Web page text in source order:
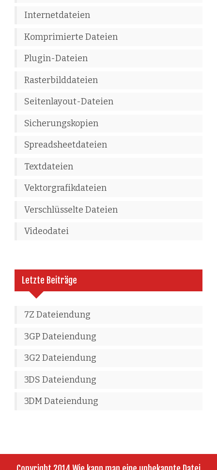
Internetdateien
Komprimierte Dateien
Plugin-Dateien
Rasterbilddateien
Seitenlayout-Dateien
Sicherungskopien
Spreadsheetdateien
Textdateien
Vektorgrafikdateien
Verschlüsselte Dateien
Videodatei
Letzte Beiträge
7Z Dateiendung
3GP Dateiendung
3G2 Dateiendung
3DS Dateiendung
3DM Dateiendung